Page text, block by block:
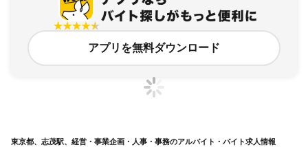
アプリを無料ダウンロード
東京都、志茂駅、経営・事業企画・人事・事務のアルバイト・バイト求人情報